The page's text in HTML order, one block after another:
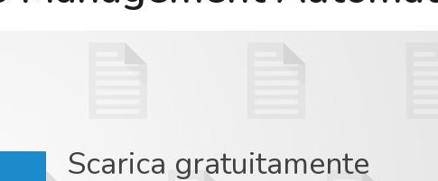
Scarica gratuitamente